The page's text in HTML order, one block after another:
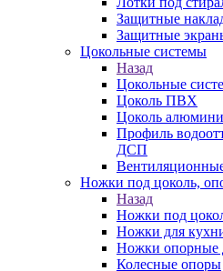
Защитные
Защитные
Цокольные системы
Назад
Цокольные
Цоколь ПВХ
Цоколь
Профиль
ДСП
Ножки под цоколь,
Назад
Ножки под
Ножки для
Ножки опорные
Колесные опоры